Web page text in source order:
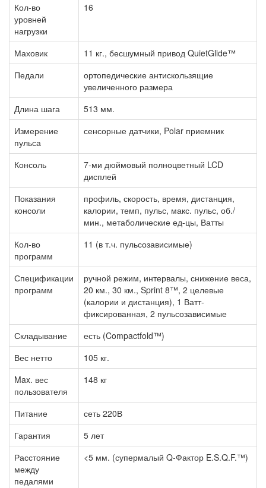
Кол-во
уровней
нагрузки
16
Маховик
11 кг., бесшумный привод QuietGlide™
Педали
ортопедические антискользящие
увеличенного размера
Длина шага
513 мм.
Измерение
пульса
сенсорные датчики, Polar приемник
Консоль
7-ми дюймовый полноцветный LCD
дисплей
Показания
консоли
профиль, скорость, время, дистанция,
калории, темп, пульс, макс. пульс, об./
мин., метаболические ед-цы, Ватты
Кол-во
программ
11 (в т.ч. пульсозависимые)
Спецификации
программ
ручной режим, интервалы, снижение веса,
20 км., 30 км., Sprint 8™, 2 целевые
(калории и дистанция), 1 Ватт-
фиксированная, 2 пульсозависимые
Складывание
есть (Compactfold™)
Вес нетто
105 кг.
Max. вес
пользователя
148 кг
Питание
сеть 220В
Гарантия
5 лет
Расстояние
между
педалями
<5 мм. (супермалый Q-Фактор E.S.Q.F.™)